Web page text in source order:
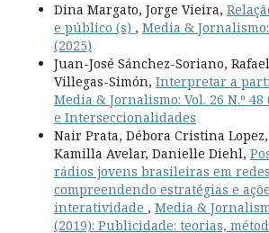
Dina Margato, Jorge Vieira,
e público (s) , Media & Jornalismo:
(2025)
Juan-José Sánchez-Soriano,
Villegas-Simón, Interpretar a
Media & Jornalismo: Vol. 26 N.º
e Interseccionalidades
Nair Prata, Débora Cristina
Kamilla Avelar, Danielle Diehl,
rádios jovens brasileiras em
compreendendo estratégias e
interatividade , Media &
(2019): Publicidade: teorias,